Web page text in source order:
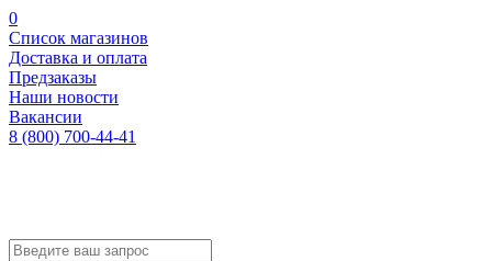
0
Список магазинов
Доставка и оплата
Предзаказы
Наши новости
Вакансии
8 (800) 700-44-41